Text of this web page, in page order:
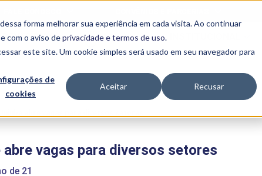
forma melhorar sua experiência em cada visita. Ao continuar
e com o aviso deprivacidade e termos de uso.
este site. Um cookie simples será usado em seu navegador para
de
cookies
Aceitar Recusar
BENEFÍCIOS
Acadêmicos
PIME
MPHU
abre vagas para diversos setores
de 21